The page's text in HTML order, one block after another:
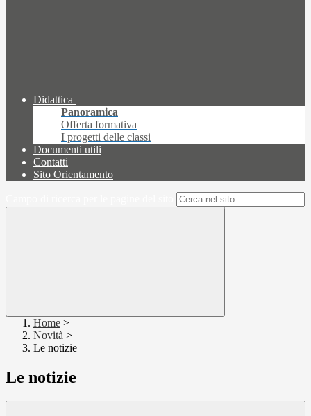
Didattica
Panoramica
Offerta formativa
I progetti delle classi
Documenti utili
Contatti
Sito Orientamento
Home >
Novità >
Le notizie
Le notizie